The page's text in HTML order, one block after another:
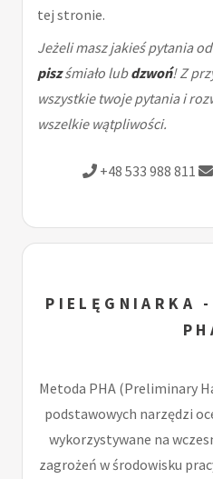
tej stronie.
Jeżeli masz jakieś pytania
piszśmiało lubdzwoń! Z
wszystkie twoje pytania i
wszelkie wątpliwości.
+48 533 988 811
PIELĘGNIARKA
Metoda PHA (Preliminary
podstawowych narzędzi
wykorzystywane na
zagrożeń w środowisku